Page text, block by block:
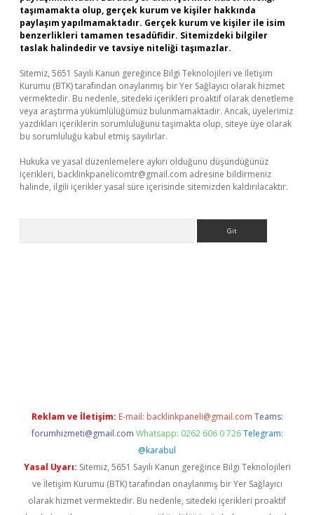
taşımamakta olup, gerçek kurum ve kişiler hakkında
paylaşım yapılmamaktadır. Gerçek kurum ve kişiler ile isim
benzerlikleri tamamen tesadüfidir. Sitemizdeki bilgiler
taslak halindedir ve tavsiye niteliği taşımazlar.
Sitemiz, 5651 Sayılı Kanun gereğince Bilgi Teknolojileri ve İletişim
Kurumu (BTK) tarafından onaylanmış bir Yer Sağlayıcı olarak hizmet
vermektedir. Bu nedenle, sitedeki içerikleri proaktif olarak denetleme
veya araştırma yükümlülüğümüz bulunmamaktadır. Ancak, üyelerimiz
yazdıkları içeriklerin sorumluluğunu taşımakta olup, siteye üye olarak
bu sorumluluğu kabul etmiş sayılırlar.
Hukuka ve yasal düzenlemelere aykırı olduğunu düşündüğünüz
içerikleri, backlinkpanelicomtr@gmail.com adresine bildirmeniz
halinde, ilgili içerikler yasal süre içerisinde sitemizden kaldırılacaktır.
Reklam ve İletişim: E-mail: backlinkpaneli@gmail.com Teams:
forumhizmeti@gmail.com Whatsapp: 0262 606 0 726 Telegram:
@karabul
Yasal Uyarı: Sitemiz, 5651 Sayılı Kanun gereğince Bilgi Teknolojileri
ve İletişim Kurumu (BTK) tarafından onaylanmış bir Yer Sağlayıcı
olarak hizmet vermektedir. Bu nedenle, sitedeki içerikleri proaktif